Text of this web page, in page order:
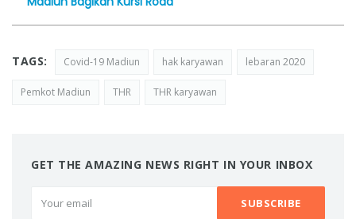
TAGS: Covid-19 Madiun hak karyawan lebaran 2020
Pemkot Madiun THR THR karyawan
GET THE AMAZING NEWS RIGHT IN YOUR INBOX